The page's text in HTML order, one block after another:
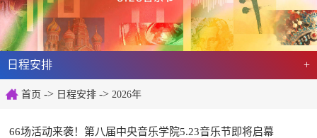
日程安排 +
首页 -> 日程安排 -> 2026年
66场活动来袭！第八届中央音乐学院5.23音乐节即将启幕